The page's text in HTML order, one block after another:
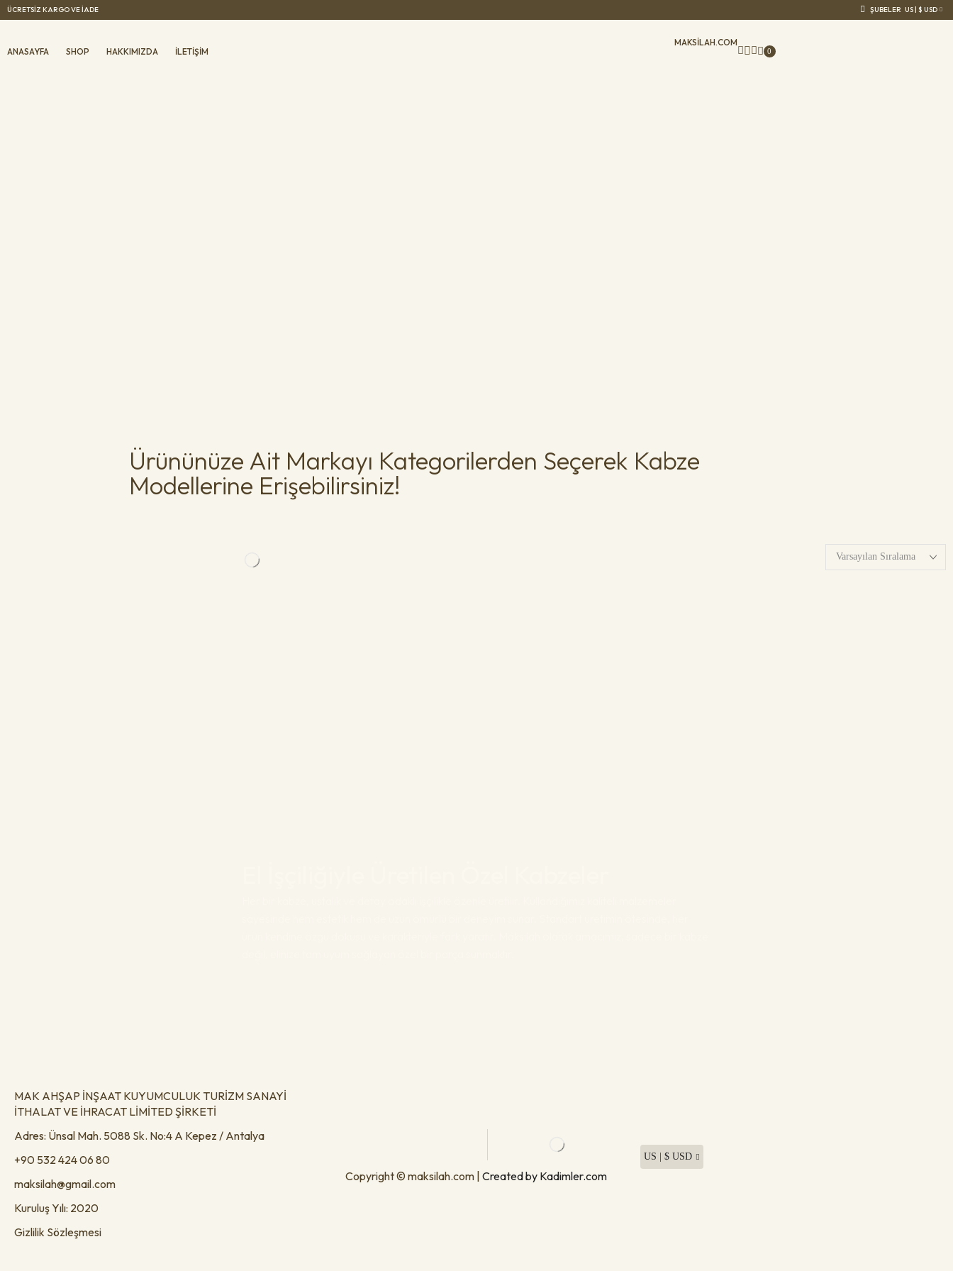
ÜCRETSIZ KARGO VE IADE ŞUBELER US | $ USD
ANASAYFA SHOP HAKKIMIZDA İLETIŞIM
MAKSILAH.COM
0
Ürününüze Ait Markayı Kategorilerden Seçerek Kabze
Modellerine Erişebilirsiniz!
MAK AHŞAP İNŞAAT KUYUMCULUK TURİZM SANAYİ
İTHALAT VE İHRACAT LİMİTED ŞİRKETİ
Adres: Ünsal Mah. 5088 Sk. No:4 A Kepez / Antalya
+90 532 424 06 80
maksilah@gmail.com
Kuruluş Yılı: 2020
Gizlilik Sözleşmesi
Copyright © maksilah.com |Created by Kadimler.com
US | $ USD